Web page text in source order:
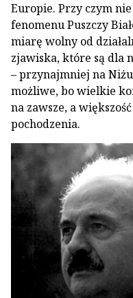
Europie. Przy czym
fenomenu Puszczy
miarę wolny od
zjawiska, które są dla
– przynajmniej na
możliwe, bo wielkie
na zawsze, a
pochodzenia.